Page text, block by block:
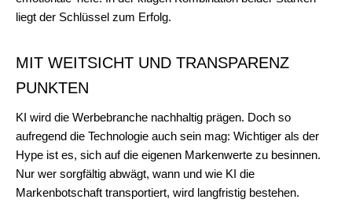
liegt der Schlüssel zum Erfolg.
MIT WEITSICHT UND TRANSPARENZ
PUNKTEN
KI wird die Werbebranche nachhaltig prägen. Doch so
aufregend die Technologie auch sein mag: Wichtiger als der
Hype ist es, sich auf die eigenen Markenwerte zu besinnen.
Nur wer sorgfältig abwägt, wann und wie KI die
Markenbotschaft transportiert, wird langfristig bestehen.